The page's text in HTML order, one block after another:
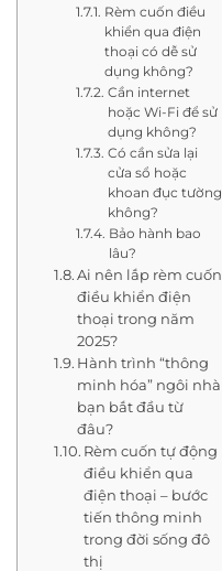
Rèm cuốn điều
khiển qua điện
thoại có dễ sử
dụng không?
Cần internet
hoặc Wi-Fi để sử
dụng không?
Có cần sửa lại
cửa sổ hoặc
khoan đục tường
không?
Bảo hành bao
lâu?
Ai nên lắp rèm cuốn
điều khiển điện
thoại trong năm
2025?
Hành trình “thông
minh hóa” ngôi nhà
bạn bắt đầu từ
đâu?
Rèm cuốn tự động
điều khiển qua
điện thoại – bước
tiến thông minh
trong đời sống đô
thị